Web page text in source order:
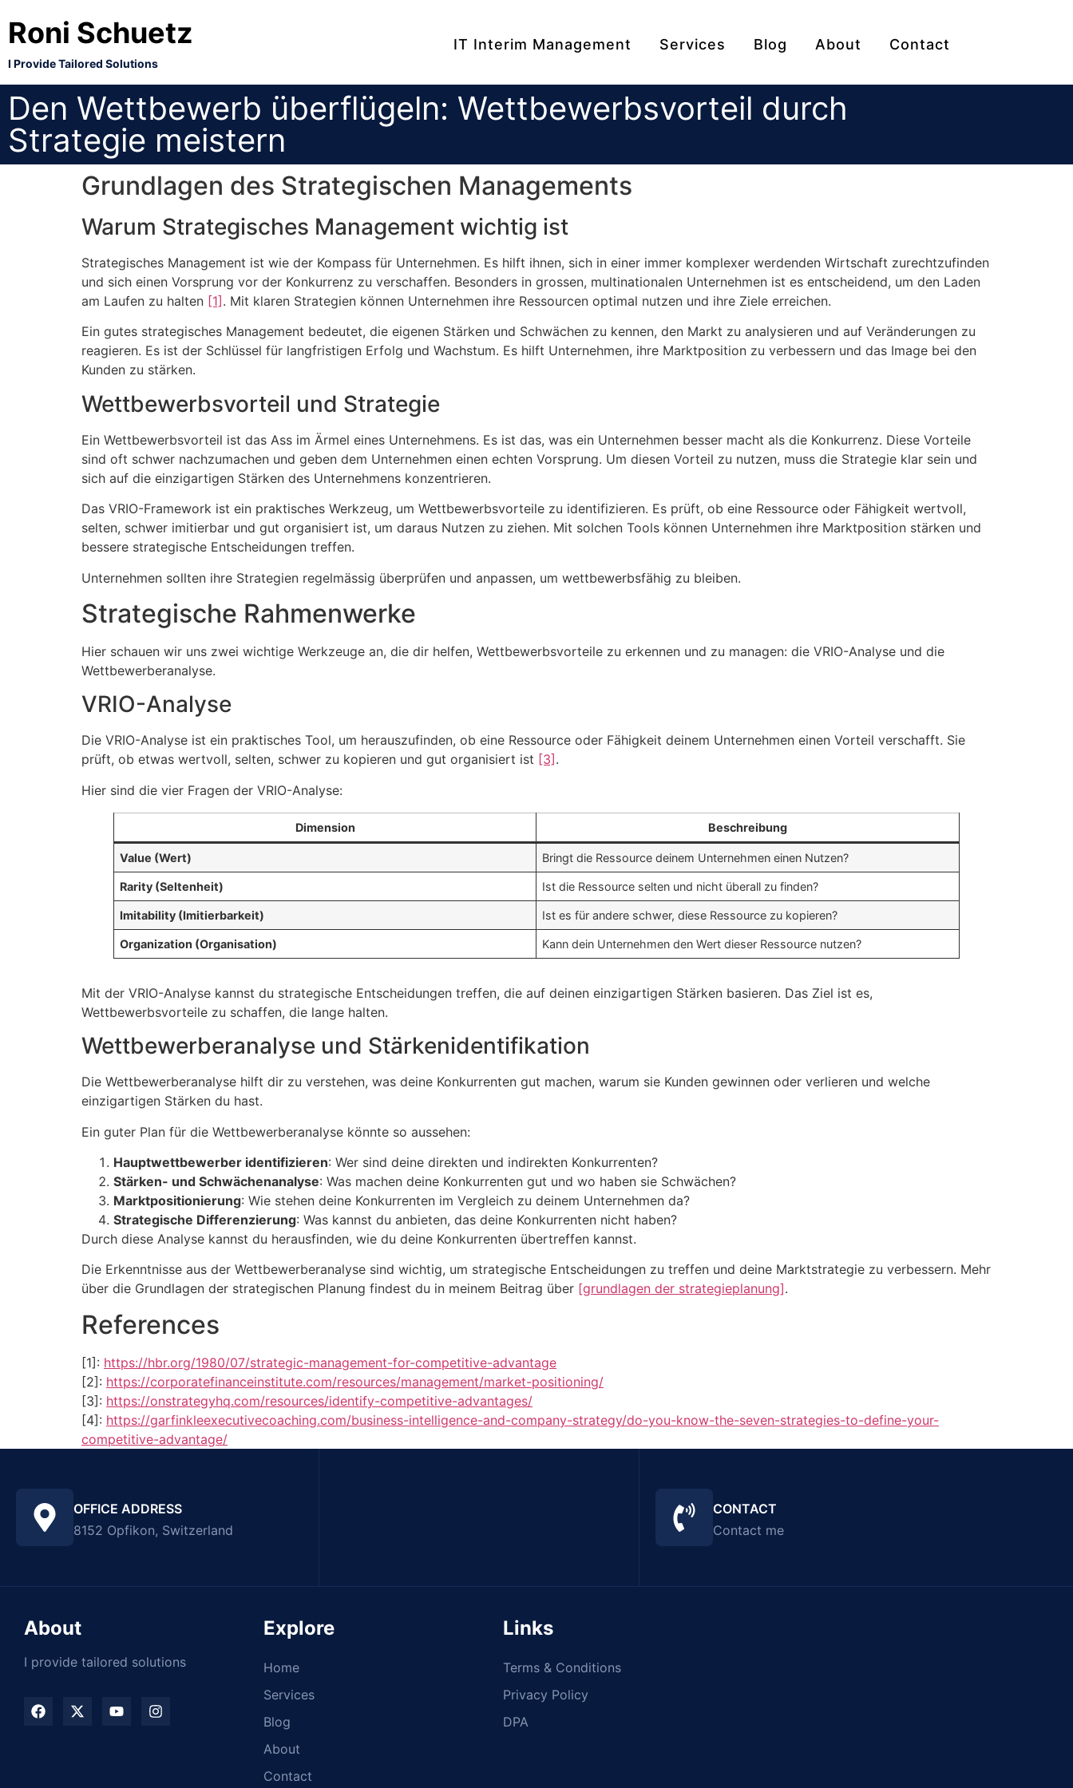
Roni Schuetz
I Provide Tailored Solutions
IT Interim Management Services Blog About Contact
Den Wettbewerb überflügeln: Wettbewerbsvorteil durch
Strategie meistern
Grundlagen des Strategischen Managements
Warum Strategisches Management wichtig ist
Strategisches Management ist wie der Kompass für Unternehmen. Es hilft ihnen, sich in einer immer komplexer werdenden Wirtschaft zurechtzufinden
und sich einen Vorsprung vor der Konkurrenz zu verschaffen. Besonders in grossen, multinationalen Unternehmen ist es entscheidend, um den Laden
am Laufen zu halten [1] . Mit klaren Strategien können Unternehmen ihre Ressourcen optimal nutzen und ihre Ziele erreichen.
Ein gutes strategisches Management bedeutet, die eigenen Stärken und Schwächen zu kennen, den Markt zu analysieren und auf Veränderungen zu
reagieren. Es ist der Schlüssel für langfristigen Erfolg und Wachstum. Es hilft Unternehmen, ihre Marktposition zu verbessern und das Image bei den
Kunden zu stärken.
Wettbewerbsvorteil und Strategie
Ein Wettbewerbsvorteil ist das Ass im Ärmel eines Unternehmens. Es ist das, was ein Unternehmen besser macht als die Konkurrenz. Diese Vorteile
sind oft schwer nachzumachen und geben dem Unternehmen einen echten Vorsprung. Um diesen Vorteil zu nutzen, muss die Strategie klar sein und
sich auf die einzigartigen Stärken des Unternehmens konzentrieren.
Das VRIO-Framework ist ein praktisches Werkzeug, um Wettbewerbsvorteile zu identifizieren. Es prüft, ob eine Ressource oder Fähigkeit wertvoll,
selten, schwer imitierbar und gut organisiert ist, um daraus Nutzen zu ziehen. Mit solchen Tools können Unternehmen ihre Marktposition stärken und
bessere strategische Entscheidungen treffen.
Unternehmen sollten ihre Strategien regelmässig überprüfen und anpassen, um wettbewerbsfähig zu bleiben.
Strategische Rahmenwerke
Hier schauen wir uns zwei wichtige Werkzeuge an, die dir helfen, Wettbewerbsvorteile zu erkennen und zu managen: die VRIO-Analyse und die
Wettbewerberanalyse.
VRIO-Analyse
Die VRIO-Analyse ist ein praktisches Tool, um herauszufinden, ob eine Ressource oder Fähigkeit deinem Unternehmen einen Vorteil verschafft. Sie
prüft, ob etwas wertvoll, selten, schwer zu kopieren und gut organisiert ist [3] .
Hier sind die vier Fragen der VRIO-Analyse:
Dimension Beschreibung
Value (Wert) Bringt die Ressource deinem Unternehmen einen Nutzen?
Rarity (Seltenheit) Ist die Ressource selten und nicht überall zu finden?
Imitability (Imitierbarkeit) Ist es für andere schwer, diese Ressource zu kopieren?
Organization (Organisation) Kann dein Unternehmen den Wert dieser Ressource nutzen?
Mit der VRIO-Analyse kannst du strategische Entscheidungen treffen, die auf deinen einzigartigen Stärken basieren. Das Ziel ist es,
Wettbewerbsvorteile zu schaffen, die lange halten.
Wettbewerberanalyse und Stärkenidentifikation
Die Wettbewerberanalyse hilft dir zu verstehen, was deine Konkurrenten gut machen, warum sie Kunden gewinnen oder verlieren und welche
einzigartigen Stärken du hast.
Ein guter Plan für die Wettbewerberanalyse könnte so aussehen:
Hauptwettbewerber identifizieren: Wer sind deine direkten und indirekten Konkurrenten?
Stärken- und Schwächenanalyse: Was machen deine Konkurrenten gut und wo haben sie Schwächen?
Marktpositionierung: Wie stehen deine Konkurrenten im Vergleich zu deinem Unternehmen da?
Strategische Differenzierung: Was kannst du anbieten, das deine Konkurrenten nicht haben?
Durch diese Analyse kannst du herausfinden, wie du deine Konkurrenten übertreffen kannst.
Die Erkenntnisse aus der Wettbewerberanalyse sind wichtig, um strategische Entscheidungen zu treffen und deine Marktstrategie zu verbessern. Mehr
über die Grundlagen der strategischen Planung findest du in meinem Beitrag über [grundlagen der strategieplanung].
References
[1]: https://hbr.org/1980/07/strategic-management-for-competitive-advantage
[2]: https://corporatefinanceinstitute.com/resources/management/market-positioning/
[3]: https://onstrategyhq.com/resources/identify-competitive-advantages/
[4]: https://garfinkleexecutivecoaching.com/business-intelligence-and-company-strategy/do-you-know-the-seven-strategies-to-define-your-
competitive-advantage/
OFFICE ADDRESS
8152 Opfikon, Switzerland
CONTACT
Contact me
About
I provide tailored solutions
Explore
Home
Services
Blog
About
Contact
Links
Terms & Conditions
Privacy Policy
DPA